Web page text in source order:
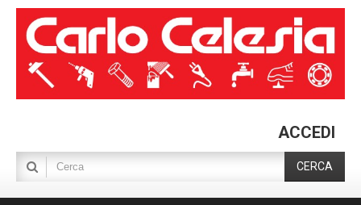
ACCEDI
CERCA